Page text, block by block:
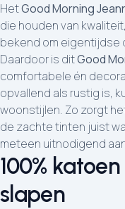
HetGood Morning
die houden van
bekend om eigentijdse
Daardoor is ditGood
comfortabele én
opvallend als rustig is,
woonstijlen. Zo zorgt
de zachte tinten juist
meteen uitnodigend
100%
slapen